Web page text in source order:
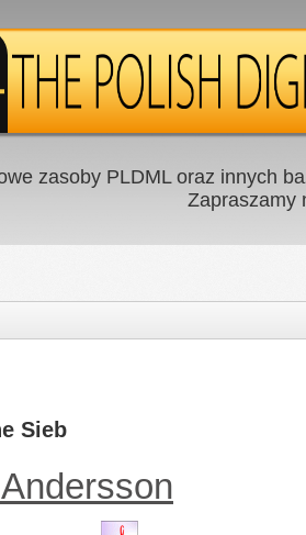
zasoby PLDML oraz innych
Zapraszamy
Sieb